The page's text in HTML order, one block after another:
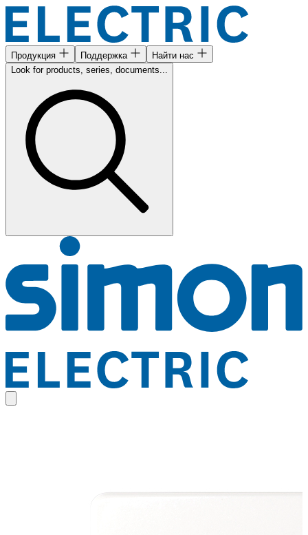
Продукция Поддержка
Найти нас
Look for products, series, documents...